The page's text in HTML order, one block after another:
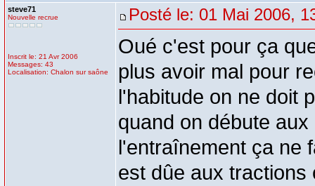
steve71
Nouvelle recrue
Inscrit le: 21 Avr 2006
Messages: 43
Localisation: Chalon sur saône
Posté le: 01 Mai 2006,
Oué c'est pour ça
plus avoir mal pour
l'habitude on ne doit
quand on débute
l'entraînement ça ne
est dûe aux